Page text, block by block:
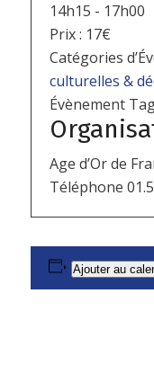
14h15 - 17h00
Prix : 17€
Catégories
culturelles &
Évènement
Age d’Or de
Téléphone
Ajouter au